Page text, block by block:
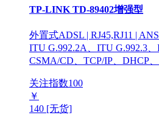
TP-LINK TD-89402增强型
外置式ADSL | RJ45,RJ11 |
ITU G.992.2A、ITU G.992.3、
CSMA/CD、TCP/IP、DHCP
关注指数100
￥
140 [无货]